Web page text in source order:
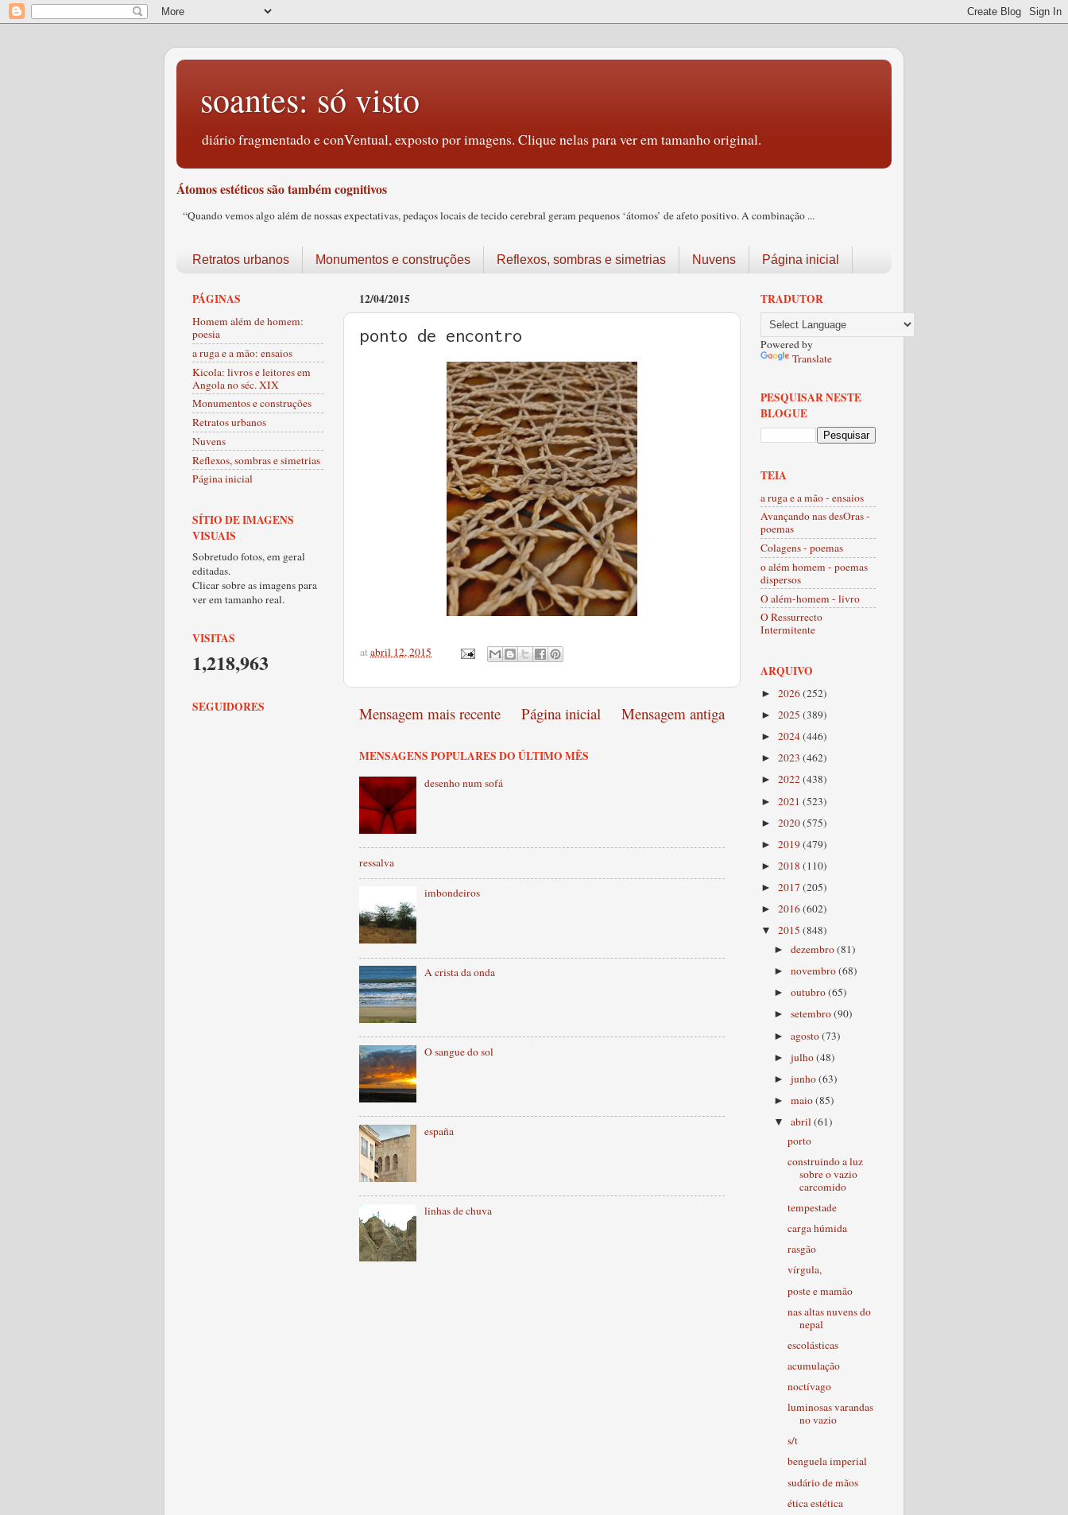
soantes: só visto
diário fragmentado e conVentual, exposto por imagens. Clique nelas para ver em tamanho original.
Átomos estéticos são também cognitivos
“Quando vemos algo além de nossas expectativas, pedaços locais de tecido cerebral geram pequenos ‘átomos’ de afeto positivo. A combinação ...
Retratos urbanos Monumentos e construções Reflexos, sombras e simetrias Nuvens Página inicial
12/04/2015
ponto de encontro
atabril 12, 2015
Mensagem mais recente Mensagem antiga
Página inicial
MENSAGENS POPULARES DO ÚLTIMO MÊS
desenho num sofá
ressalva
imbondeiros
A crista da onda
O sangue do sol
españa
linhas de chuva
PÁGINAS
Homem além de homem:
poesia
a ruga e a mão: ensaios
Kicola: livros e leitores em
Angola no séc. XIX
Monumentos e construções
Retratos urbanos
Nuvens
Reflexos, sombras e simetrias
Página inicial
SÍTIO DE IMAGENS
VISUAIS
Sobretudo fotos, em geral
editadas.
Clicar sobre as imagens para
ver em tamanho real.
VISITAS
1,218,963
SEGUIDORES
TRADUTOR
Powered by
Translate
PESQUISAR NESTE
BLOGUE
TEIA
a ruga e a mão - ensaios
Avançando nas desOras -
poemas
Colagens - poemas
o além homem - poemas
dispersos
O além-homem - livro
O Ressurrecto
Intermitente
ARQUIVO
► 2026(252)
► 2025 (389)
► 2024(446)
► 2023 (462)
► 2022(438)
► 2021 (523)
► 2020(575)
► 2019(479)
► 2018 (110)
► 2017 (205)
► 2016(602)
▼ 2015 (848)
►dezembro(81)
►novembro(68)
►outubro(65)
►setembro(90)
►agosto(73)
►julho(48)
►junho(63)
►maio(85)
▼abril(61)
porto
construindo a luz
sobre o vazio
carcomido
tempestade
carga húmida
rasgão
vírgula,
poste e mamão
nas altas nuvens do
nepal
escolásticas
acumulação
noctívago
luminosas varandas
no vazio
s/t
benguela imperial
sudário de mãos
ética estética